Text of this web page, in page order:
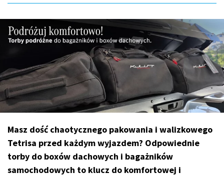
Masz dość chaotycznego pakowania i walizkowego
Tetrisa przed każdym wyjazdem? Odpowiednie
torby do boxów dachowych i bagażników
samochodowych to klucz do komfortowej i